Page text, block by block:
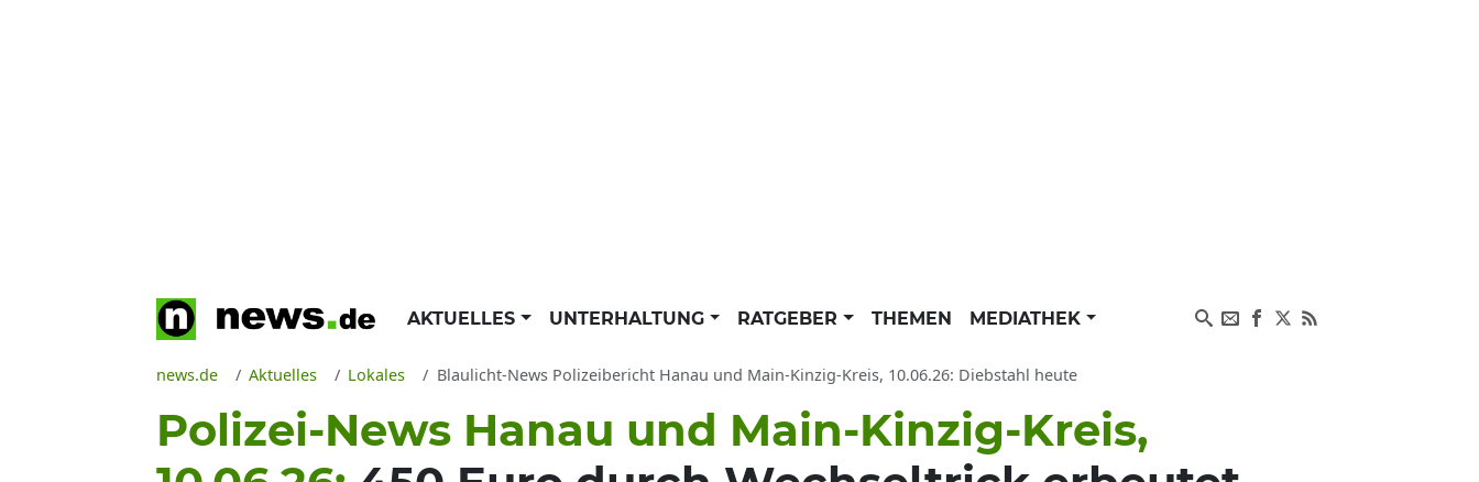
AKTUELLES UNTERHALTUNG RATGEBER THEMEN MEDIATHEK
news.de Aktuelles Lokales Blaulicht-News Polizeibericht Hanau und Main-Kinzig-Kreis, 10.06.26: Diebstahl heute
Polizei-News Hanau und Main-Kinzig-Kreis,